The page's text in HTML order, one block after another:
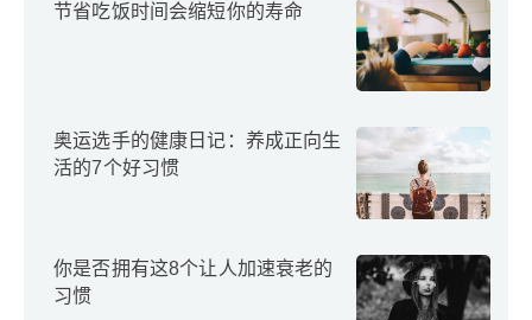
节省吃饭时间会缩短你的寿命
奥运选手的健康日记：养成正向生
活的7个好习惯
你是否拥有这8个让人加速衰老的
习惯